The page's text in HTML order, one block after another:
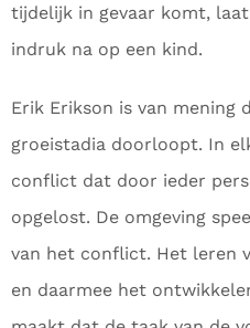
tijdelijk in gevaar komt,
indruk na op een kind.
Erik Erikson is van mening
groeistadia doorloopt. In
conflict dat door ieder
opgelost. De omgeving
van het conflict. Het leren
en daarmee het